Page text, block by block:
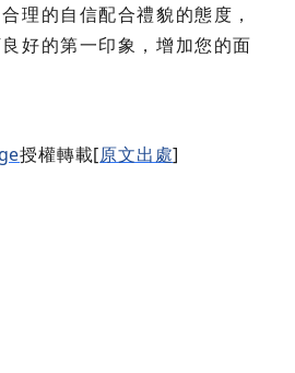
理的自信配合禮貌的態度，
好的第一印象，增加您的面
授權轉載[原文出處]